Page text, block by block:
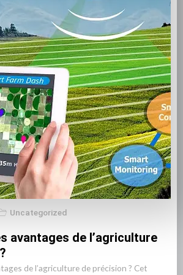
Uncategorized
avantages de l’agriculture
de l’agriculture de précision ? Cet